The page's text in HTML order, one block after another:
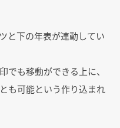
と下の年表が連動してい
でも移動ができる上に、
も可能という作り込まれ